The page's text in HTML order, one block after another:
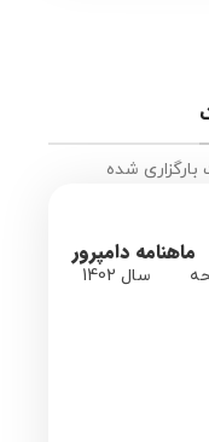
شده
ماهنامه دامپرور
سال 1402